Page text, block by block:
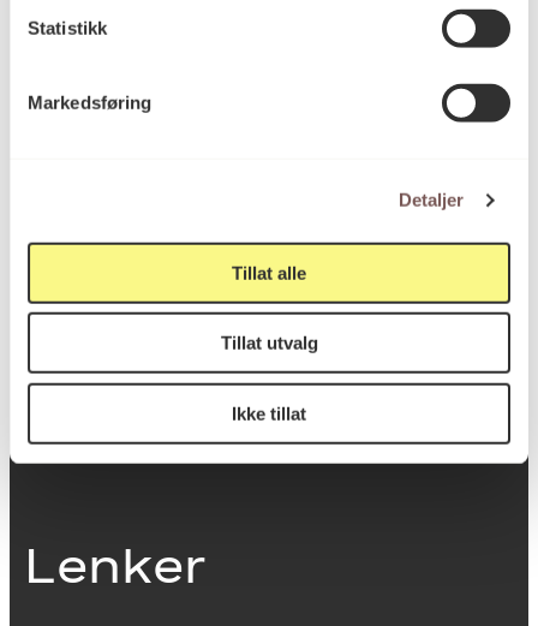
Statistikk
Markedsføring
Detaljer
Tillat alle
Tillat utvalg
Ikke tillat
Victoria Terrasse 11
0251 Oslo
Viktig info
Utbetaling og fakturering
Om opphavsrett
Dokumentasjonsskjema
Last ned logo
Lenker